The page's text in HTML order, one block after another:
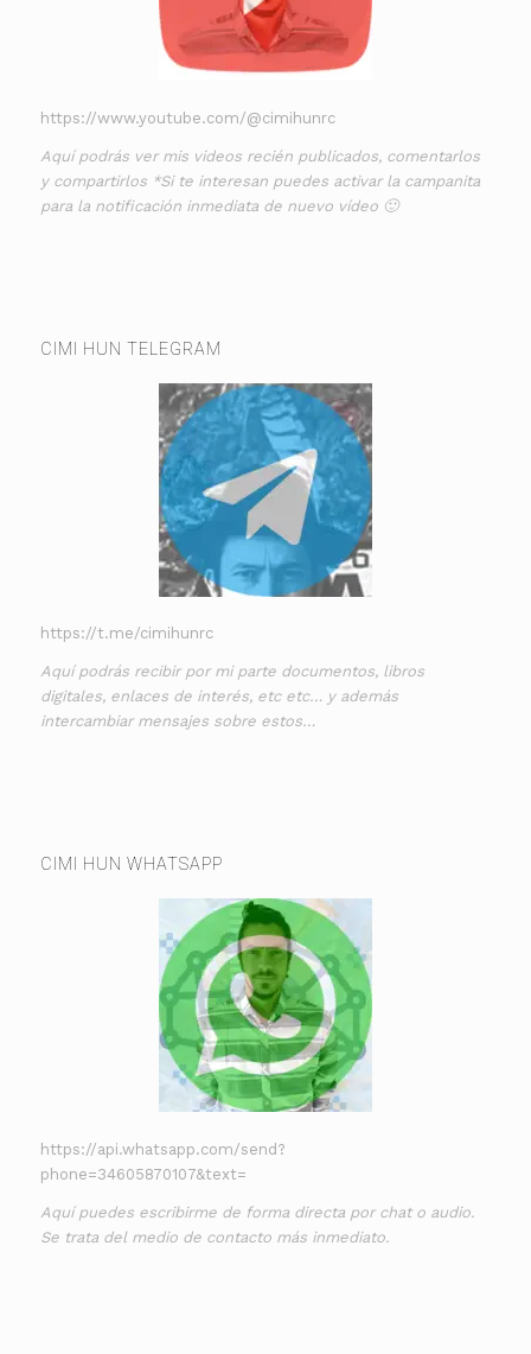
https://www.youtube.com/@cimihunrc
Aquí podrás ver mis videos recién publicados, comentarlos
y compartirlos *Si te interesan puedes activar la campanita
para la notificación inmediata de nuevo vídeo 🙂
CIMI HUN TELEGRAM
https://t.me/cimihunrc
Aquí podrás recibir por mi parte documentos, libros
digitales, enlaces de interés, etc etc… y además
intercambiar mensajes sobre estos…
CIMI HUN WHATSAPP
https://api.whatsapp.com/send?
phone=34605870107&text=
Aquí puedes escribirme de forma directa por chat o audio.
Se trata del medio de contacto más inmediato.